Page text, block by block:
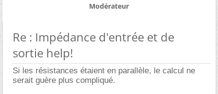
Modérateur
Re : Impédance d'entrée et de
sortie help!
Si les résistances étaient en parallèle, le calcul ne
serait guère plus compliqué.